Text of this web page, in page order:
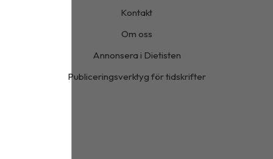
Kontakt
Om oss
Annonsera i Dietisten
Publiceringsverktyg för tidskrifter